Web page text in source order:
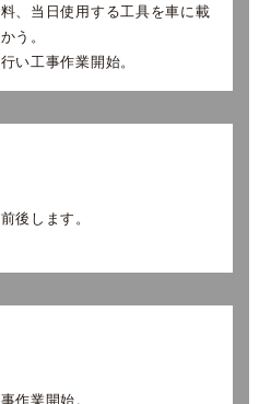
、当日使用する工具を車に載
う。
い工事作業開始。
後します。
作業開始。